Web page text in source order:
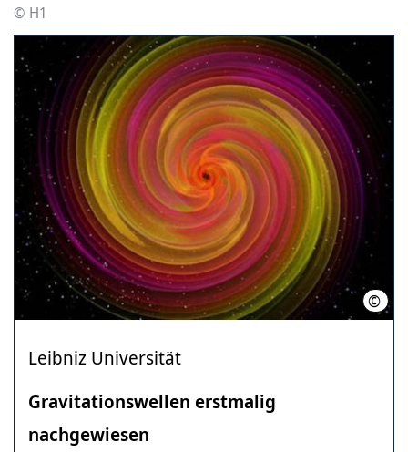
© H1
© S.
Leibniz Universität
Gravitationswellen erstmalig
nachgewiesen